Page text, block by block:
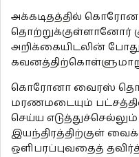
அக்கடிதத்தில்
தொற்றுக்குள்ளானோர்
அறிக்கையிடலின்
கொரோனா வைரஸ்
மரணமடையும்
செய்ய
இயந்திரத்திற்குள்
ஒளிபரப்புவதைத்